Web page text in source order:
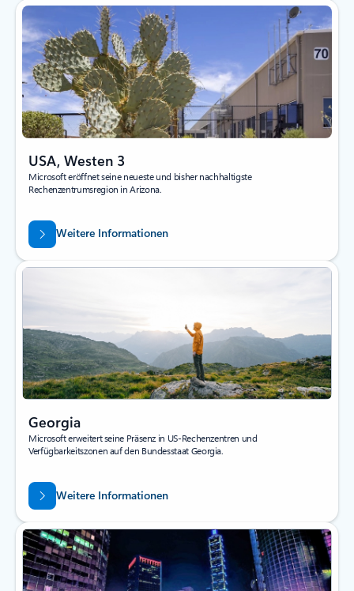
USA, Westen 3
Microsoft eröffnet seine neueste und bisher nachhaltigste
Rechenzentrumsregion in Arizona.
Weitere Informationen
Georgia
Microsoft erweitert seine Präsenz in US-Rechenzentren und
Verfügbarkeitszonen auf den Bundesstaat Georgia.
Weitere Informationen